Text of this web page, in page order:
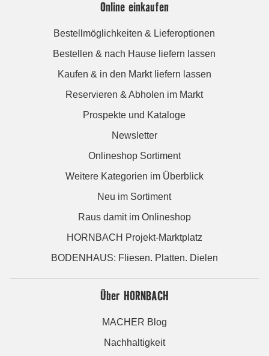
Online einkaufen
Bestellmöglichkeiten & Lieferoptionen
Bestellen & nach Hause liefern lassen
Kaufen & in den Markt liefern lassen
Reservieren & Abholen im Markt
Prospekte und Kataloge
Newsletter
Onlineshop Sortiment
Weitere Kategorien im Überblick
Neu im Sortiment
Raus damit im Onlineshop
HORNBACH Projekt-Marktplatz
BODENHAUS: Fliesen. Platten. Dielen
Über HORNBACH
MACHER Blog
Nachhaltigkeit